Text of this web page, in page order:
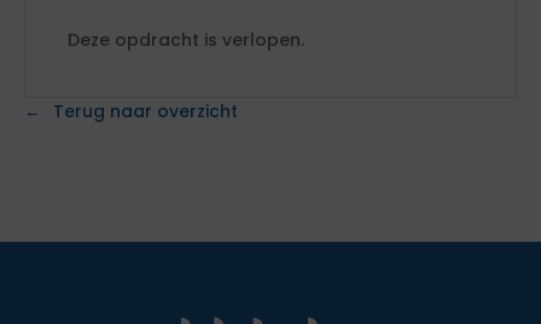
Deze opdracht is verlopen.
Terug naar overzicht